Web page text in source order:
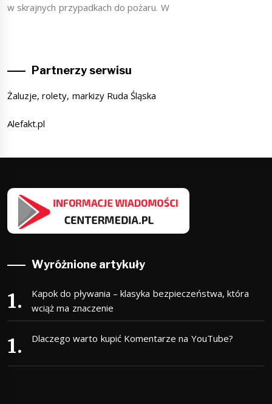
w skrajnych przypadkach do pożaru. W
Partnerzy serwisu
Żaluzje, rolety, markizy Ruda Śląska
Alefakt.pl
Wyróżnione artykuły
Kapok do pływania – klasyka bezpieczeństwa, która
wciąż ma znaczenie
Dlaczego warto kupić Komentarze na YouTube?